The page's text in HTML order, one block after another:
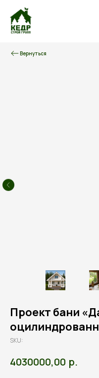
Вернуться
Проект бани
SKU:
4030000,00 р.